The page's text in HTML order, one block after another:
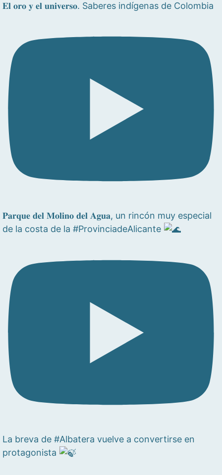
𝐄𝐥 𝐨𝐫𝐨 𝐲 𝐞𝐥 𝐮𝐧𝐢𝐯𝐞𝐫𝐬𝐨. Saberes indígenas de Colombia
𝐏𝐚𝐫𝐪𝐮𝐞 𝐝𝐞𝐥 𝐌𝐨𝐥𝐢𝐧𝐨 𝐝𝐞𝐥 𝐀𝐠𝐮𝐚, un rincón muy especial
de la costa de la #ProvinciadeAlicante
La breva de #Albatera vuelve a convertirse en
protagonista